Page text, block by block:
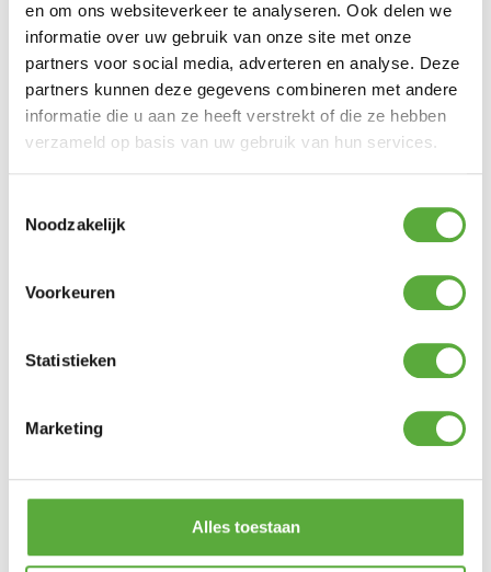
en om ons websiteverkeer te analyseren. Ook delen we
informatie over uw gebruik van onze site met onze
partners voor social media, adverteren en analyse. Deze
partners kunnen deze gegevens combineren met andere
informatie die u aan ze heeft verstrekt of die ze hebben
verzameld op basis van uw gebruik van hun services.
Noodzakelijk
Voorkeuren
Statistieken
Marketing
Alles toestaan
53 cm
Hoogte
65 cm
SKU
BUBB6501WH01
EAN
7442955246271
BIJPASSENDE ACCESSOIRES EN ALTERNATIEVE
GERELATEERDE PRODUCTEN